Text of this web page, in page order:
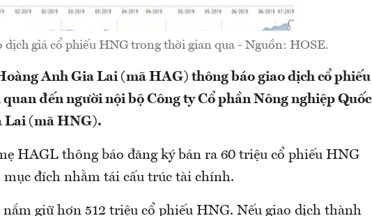
dịch giá cổ phiếu HNG trong thời gian qua - Nguồn: HOSE.
Anh Gia Lai (mã HAG) thông báo giao dịch cổ phiếu
quan đến người nội bộ Công ty Cổ phần Nông nghiệp Quốc
Lai (mã HNG).
HAGL thông báo đăng ký bán ra 60 triệu cổ phiếu HNG
đích nhằm tái cấu trúc tài chính.
giữ hơn 512 triệu cổ phiếu HNG. Nếu giao dịch thành